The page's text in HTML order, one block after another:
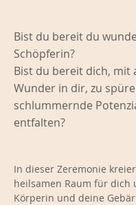
Bist du bereit du
Schöpferin?
Bist du bereit dich, mit
Wunder in dir, zu
schlummernde
entfalten?
In dieser Zeremonie
heilsamen Raum für dich
Körperin und deine